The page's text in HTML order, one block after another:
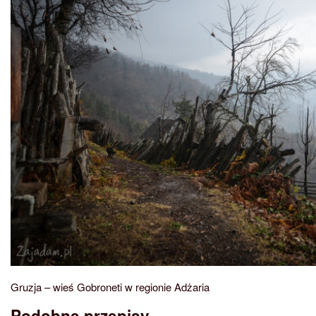
Gruzja – wieś Gobroneti w regionie Adżaria